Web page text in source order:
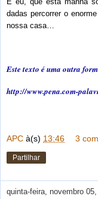
dadas percorrer o
nossa casa…
Este texto é uma outra
http://www.pena.com-
APC à(s) 13:46 3
Partilhar
quinta-feira, novembro